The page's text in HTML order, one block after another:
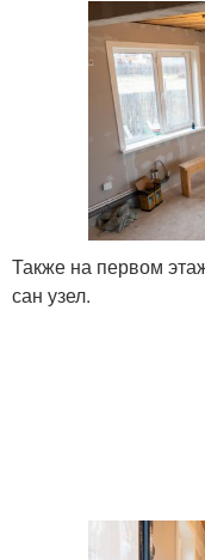
Также на первом
сан узел.